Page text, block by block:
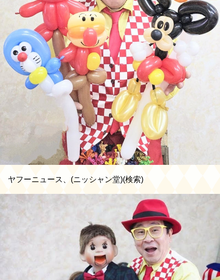
ヤフーニュース、(ニッシャン堂)(検索)